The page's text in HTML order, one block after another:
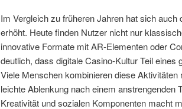
Im Vergleich zu früheren Jahren hat sich
erhöht. Heute finden Nutzer nicht nur
innovative Formate mit AR-Elementen oder
deutlich, dass digitale Casino-Kultur Teil eines
Viele Menschen kombinieren diese
leichte Ablenkung nach einem anstrengenden
Kreativität und sozialen Komponenten macht